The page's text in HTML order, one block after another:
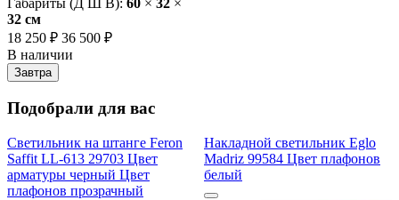
Габариты (Д Ш В): 60 × 32 ×
32 cм
18 250 ₽ 36 500 ₽
В наличии
Завтра
Подобрали для вас
Светильник на штанге Feron
Saffit LL-613 29703 Цвет
арматуры черный Цвет
плафонов прозрачный
Накладной светильник Eglo
Madriz 99584 Цвет плафонов
белый